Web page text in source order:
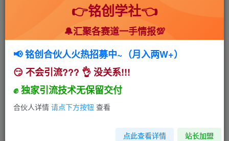
首页 🍻会员专享 💥实战拆解 正文
一条视频爆30万点赞量，AI宫崎骏画风视频玩法
【附教程工具】
小助手
430 48
👉铭创学社👈
🔔汇聚各赛道一手情报💯
📢 铭创合伙人火热招募中~（月入两W+）
😏 不会引流??? 👌 没关系!!!
✊ 独家引流技术无保留交付
合伙人详情 请点下方按钮 查看
点此查看详情 站长加盟